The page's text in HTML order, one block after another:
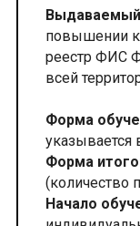
повышении
реестр ФИС
всей
Форма
указывается
Форма
(количество
Начало